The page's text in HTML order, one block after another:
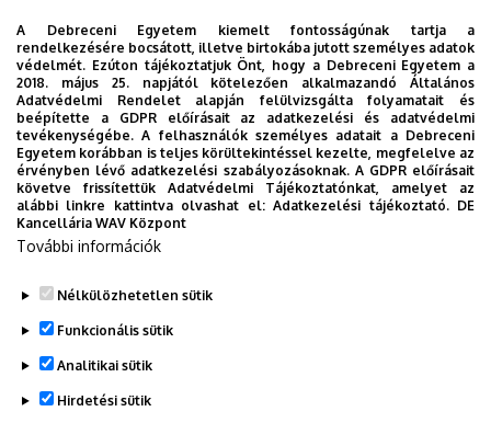
Engedd meg, hogy figyelmedbe ajánljuk a Debreceni
Egyetem új applikációját, melyet hallgatói számára
készített. Az alkalmazás bevezetésével célunk, hogy
segítsünk eligazodni az egyetemi mindennapokban, a
tanulmányaiddal kapcsolatban gyorsan elérhető
információkat biztosítsunk, útmutatót adjunk az egyetemi
évek során felmerülő helyzetekkel, kérdésekkel
kapcsolatban, továbbá „zsebközelbe” hozzuk az Egyetem
és Debrecen város kulturális és sport életét.
A Debreceni Egyetem kiemelt fontosságúnak tartja a
rendelkezésére bocsátott, illetve birtokába jutott személyes adatok
védelmét. Ezúton tájékoztatjuk Önt, hogy a Debreceni Egyetem a
2018. május 25. napjától kötelezően alkalmazandó Általános
Adatvédelmi Rendelet alapján felülvizsgálta folyamatait és
beépítette a GDPR előírásait az adatkezelési és adatvédelmi
tevékenységébe. A felhasználók személyes adatait a Debreceni
Egyetem korábban is teljes körültekintéssel kezelte, megfelelve az
érvényben lévő adatkezelési szabályozásoknak. A GDPR előírásait
követve frissítettük Adatvédelmi Tájékoztatónkat, amelyet az
alábbi linkre kattintva olvashat el:Adatkezelési tájékoztató. DE
Kancellária WAV Központ
További információk
Nélkülözhetetlen sütik
Funkcionális sütik
Analitikai sütik
Hirdetési sütik